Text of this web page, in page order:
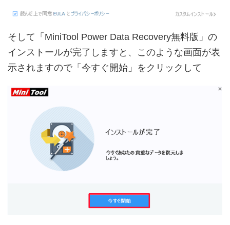
そして「MiniTool Power Data Recovery無料版」の
インストールが完了しますと、このような画面が表
示されますので「今すぐ開始」をクリックして